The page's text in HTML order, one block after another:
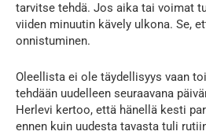
tarvitse tehdä. Jos aika tai voimat
viiden minuutin kävely ulkona. Se,
onnistuminen.
Oleellista ei ole täydellisyys vaan
tehdään uudelleen seuraavana
Herlevi kertoo, että hänellä kesti
ennen kuin uudesta tavasta tuli